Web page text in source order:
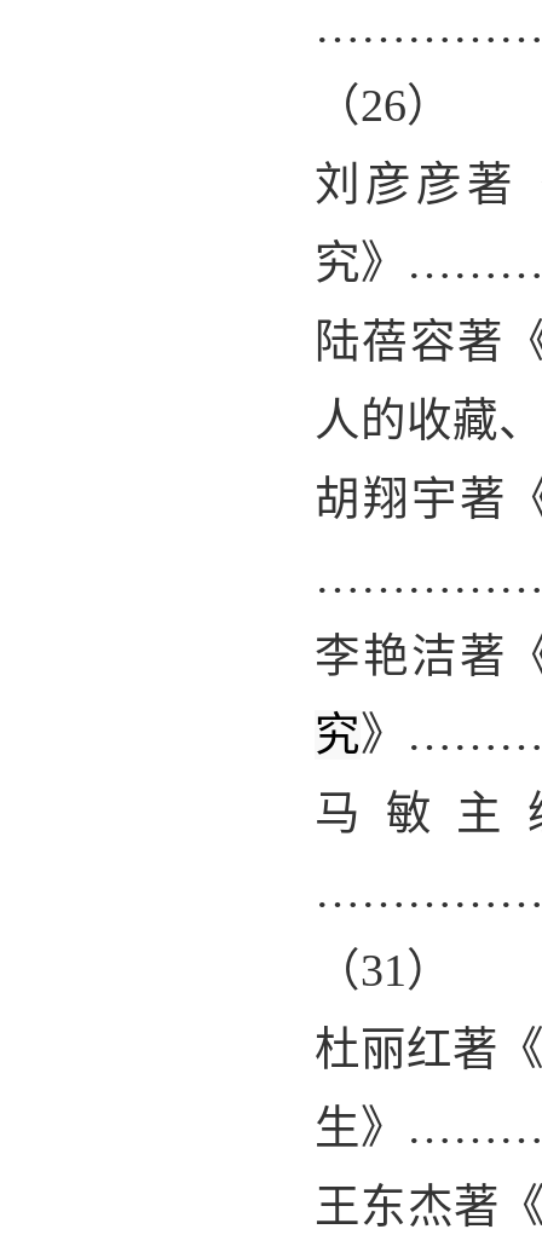
（26）
刘彦彦著
究》
陆蓓容著
人的收
胡翔宇著
李艳洁著
究》
马敏 主
（31）
杜丽红著
生》
王东杰著